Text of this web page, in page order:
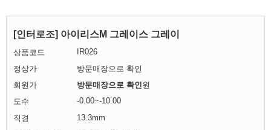
[인터로조] 아이리스M 그레이스 그레이
상품코드
IR026
정상가
방문매장으로 확인
회원가
방문매장으로 확인원
도수
-0.00~-10.00
직경
13.3mm